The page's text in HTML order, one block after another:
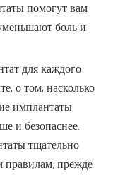
помогут вам
боль и
для каждого
о том, насколько
имплантаты
и безопаснее.
тщательно
правилам, прежде